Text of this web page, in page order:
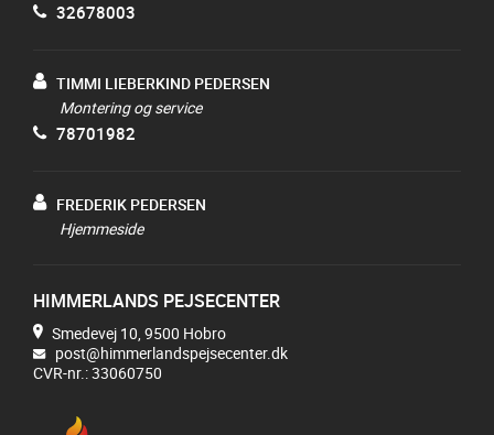
32678003
TIMMI LIEBERKIND PEDERSEN
Montering og service
78701982
FREDERIK PEDERSEN
Hjemmeside
HIMMERLANDS PEJSECENTER
Smedevej 10, 9500 Hobro
post@himmerlandspejsecenter.dk
CVR-nr.: 33060750